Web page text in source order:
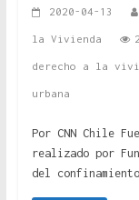
2020-04-13
la Vivienda
derecho a la
urbana
Por CNN Chile
realizado por
del confinamiento